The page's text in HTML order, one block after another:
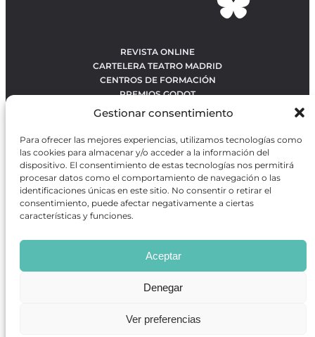
Gestionar consentimiento
Para ofrecer las mejores experiencias, utilizamos tecnologías como
las cookies para almacenar y/o acceder a la información del
dispositivo. El consentimiento de estas tecnologías nos permitirá
procesar datos como el comportamiento de navegación o las
identificaciones únicas en este sitio. No consentir o retirar el
consentimiento, puede afectar negativamente a ciertas
características y funciones.
Aceptar
Denegar
Ver preferencias
REVISTA ONLINE
CARTELERA TEATRO MADRID
CENTROS DE FORMACIÓN
PREMIOS GODOT
CONTACTO
OBRAS MÁS VOTADAS
RANKING MEJORES OBRAS
BÚSQUEDA AVANZADA DE OBRAS
en información sobre artes escénicas de Madrid, gratuita y
que se distribuye en espacios escénicos, además de otros
puntos de interés turístico y de ocio de la capital.